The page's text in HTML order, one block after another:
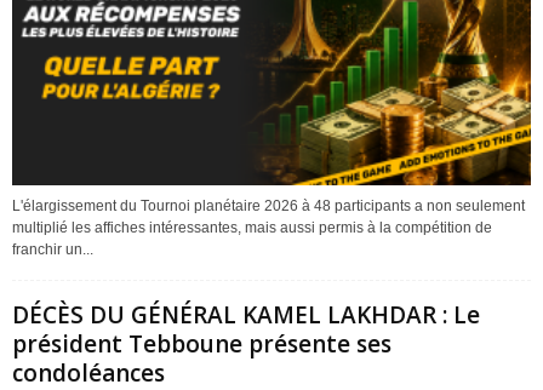
L'élargissement du Tournoi planétaire 2026 à 48 participants a non seulement
multiplié les affiches intéressantes, mais aussi permis à la compétition de
franchir un...
DÉCÈS DU GÉNÉRAL KAMEL LAKHDAR : Le
président Tebboune présente ses
condoléances